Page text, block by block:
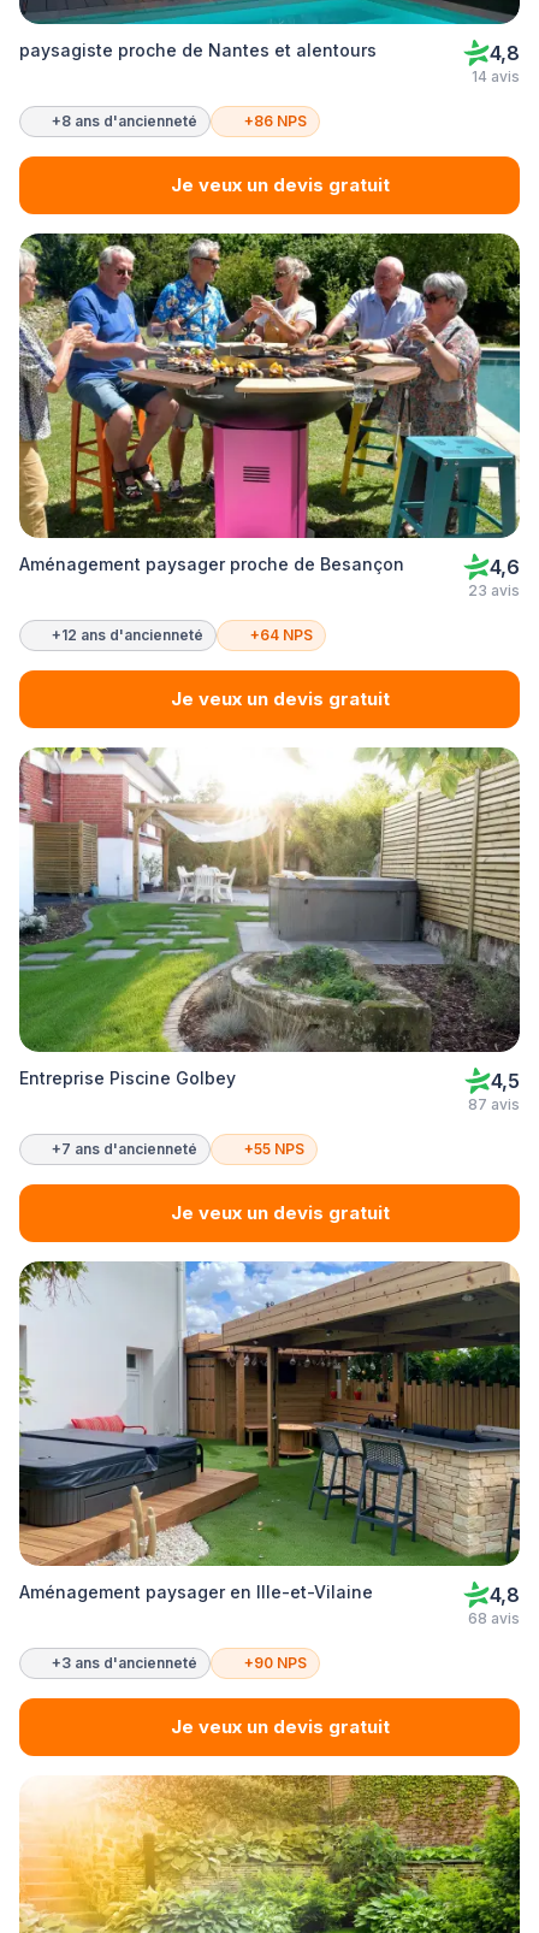
paysagiste proche de Nantes et alentours 4,8
14 avis
+8 ans d'ancienneté +86 NPS
Je veux un devis gratuit
Aménagement paysager proche de Besançon 4,6
23 avis
+12 ans d'ancienneté +64 NPS
Je veux un devis gratuit
Entreprise Piscine Golbey 4,5
87 avis
+7 ans d'ancienneté +55 NPS
Je veux un devis gratuit
Aménagement paysager en Ille-et-Vilaine 4,8
68 avis
+3 ans d'ancienneté +90 NPS
Je veux un devis gratuit